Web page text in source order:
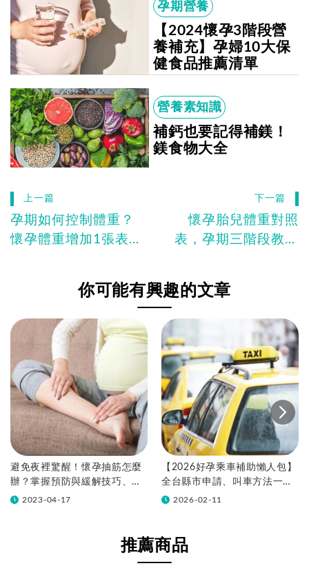
孕期營養
【2024懷孕3階段營
養補充】孕婦10大保
健食品推薦清單
營養素知識
補鈣也要記得補鎂！
鎂食物大全
上一篇
孕期如何控制體重？
懷孕體重增加1張表
下一篇
懷孕胎兒體重對照
表，孕期三階段教妳
你可能有興趣的文章
避免夜裡驚醒！懷孕抽筋怎麼
辦？掌握預防與緩解技巧、飲
食過好孕
2023-04-17
【2026好孕乘車補助懶人包】
全台縣市申請、叫車方法一次
看！2026-02-11
推薦商品